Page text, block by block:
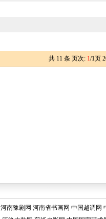
共 11 条 页次: 1/1页
河南豫剧网 河南省书画网 中国越调网